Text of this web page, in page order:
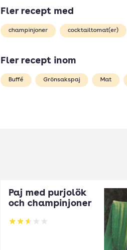
Fler recept med
champinjoner cocktailtomat(er)
Fler recept inom
Buffé Grönsakspaj Mat
Paj med purjolök
och champinjoner
Betyg: 2.6 av 5